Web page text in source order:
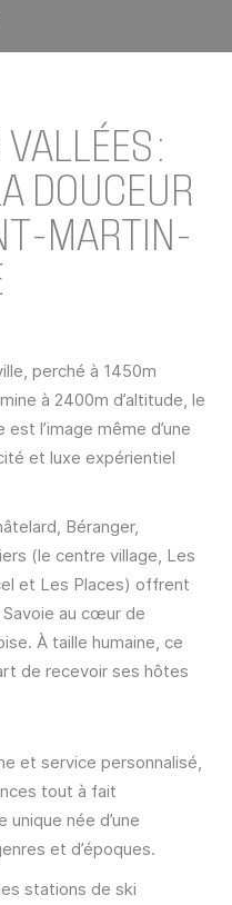
:
DOUCEUR
MARTIN-
perché à 1450m
à 2400m d’altitude, le
l’image même d’une
et luxe expérientiel
Béranger,
(le centre village, Les
et Les Places) offrent
au cœur de
À taille humaine, ce
de recevoir ses hôtes
et service personnalisé,
tout à fait
née d’une
et d’époques.
stations de ski